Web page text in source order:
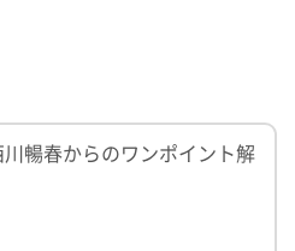
川暢春からのワンポイント解